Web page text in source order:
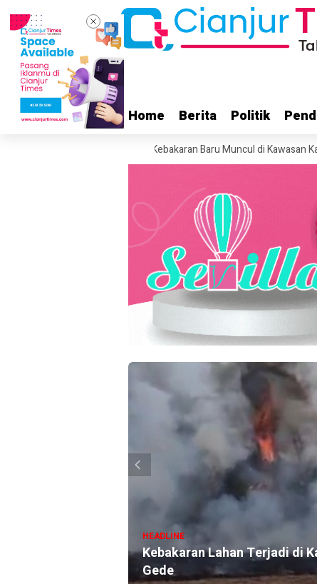
Home Berita Politik
Home Berita Politik
Kebakaran Baru Muncul di Kawasan Kawah
HEADLINE
Kebakaran Lahan Terjadi di
Gede